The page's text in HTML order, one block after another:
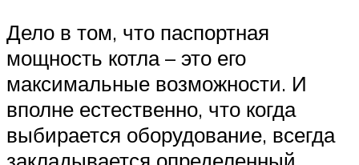
Дело в том, что паспортная
мощность котла – это его
максимальные возможности. И
вполне естественно, что когда
выбирается оборудование, всегда